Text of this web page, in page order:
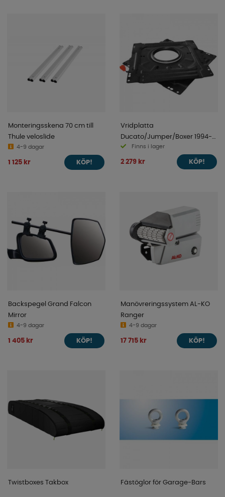
Monteringsskena 70 cm till
Thule veloslide
4-9 dagar
1 125 kr KÖP!
Vridplatta
Ducato/Jumper/Boxer 1994-
2002 Förarsida
Finns i lager
2 279 kr KÖP!
Backspegel Grand Falcon
Mirror
4-9 dagar
1 405 kr KÖP!
Manövreringssystem AL-KO
Ranger
4-9 dagar
17 715 kr KÖP!
Twistboxes Takbox Fästöglor för Garage-Bars